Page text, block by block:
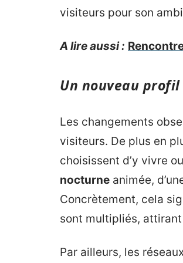
visiteurs pour son
A lire aussi :
Un nouveau
Les changements
visiteurs. De plus en
choisissent d’y vivre
nocturne animée,
Concrètement, cela
sont multipliés,
Par ailleurs, les